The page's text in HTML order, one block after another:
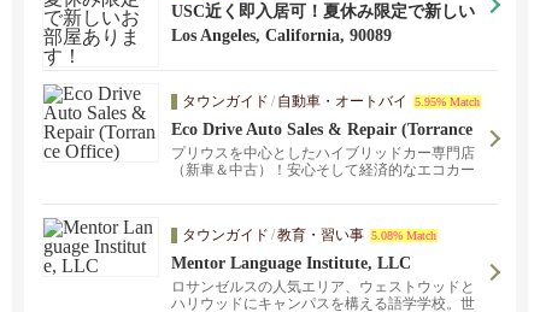
USC近く即入居可！夏休み限定で新しい
お部屋あります！
Los Angeles, California, 90089
タウンガイド / 自動車・オートバイ 5.95% Match
Eco Drive Auto Sales & Repair (Torrance
Office)
プリウスを中心としたハイブリッドカー専門店
（新車＆中古）！安心そして経済的なエコカー
タウンガイド /教育・習い事 5.08% Match
Mentor Language Institute, LLC
ロサンゼルスの人気エリア、ウェストウッドと
ハリウッドにキャンパスを構える語学学校。世